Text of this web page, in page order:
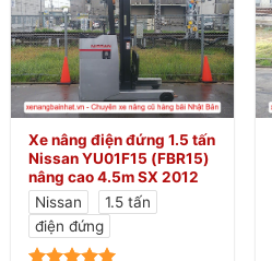
Xe nâng điện đứng 1.5 tấn
Nissan YU01F15 (FBR15)
nâng cao 4.5m SX 2012
Nissan
1.5 tấn
điện đứng